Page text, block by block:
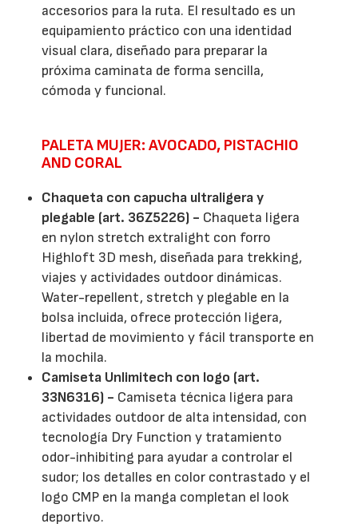
accesorios para la ruta. El resultado es un
equipamiento práctico con una identidad
visual clara, diseñado para preparar la
próxima caminata de forma sencilla,
cómoda y funcional.
PALETA MUJER: AVOCADO, PISTACHIO
AND CORAL
Chaqueta con capucha ultraligera y
plegable (art. 36Z5226) - Chaqueta ligera
en nylon stretch extralight con forro
Highloft 3D mesh, diseñada para trekking,
viajes y actividades outdoor dinámicas.
Water-repellent, stretch y plegable en la
bolsa incluida, ofrece protección ligera,
libertad de movimiento y fácil transporte en
la mochila.
Camiseta Unlimitech con logo (art.
33N6316) - Camiseta técnica ligera para
actividades outdoor de alta intensidad, con
tecnología Dry Function y tratamiento
odor-inhibiting para ayudar a controlar el
sudor; los detalles en color contrastado y el
logo CMP en la manga completan el look
deportivo.